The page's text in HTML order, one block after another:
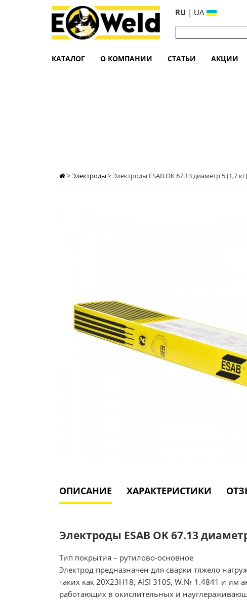
RU | UA
КАТАЛОГ О КОМПАНИИ СТАТЬИ АКЦИИ
>Электроды >Электроды ESAB OK 67.13 диаметр 5 (1,7 кг)
ОПИСАНИЕ ХАРАКТЕРИСТИКИ
Электроды ESAB OK 67.13
Тип покрытия – рутилово-основное
Электрод предназначен для сварки тяжело
таких как 20Х23Н18, AISI 310S, W.Nr 1.4841 и им
работающих в окислительных и